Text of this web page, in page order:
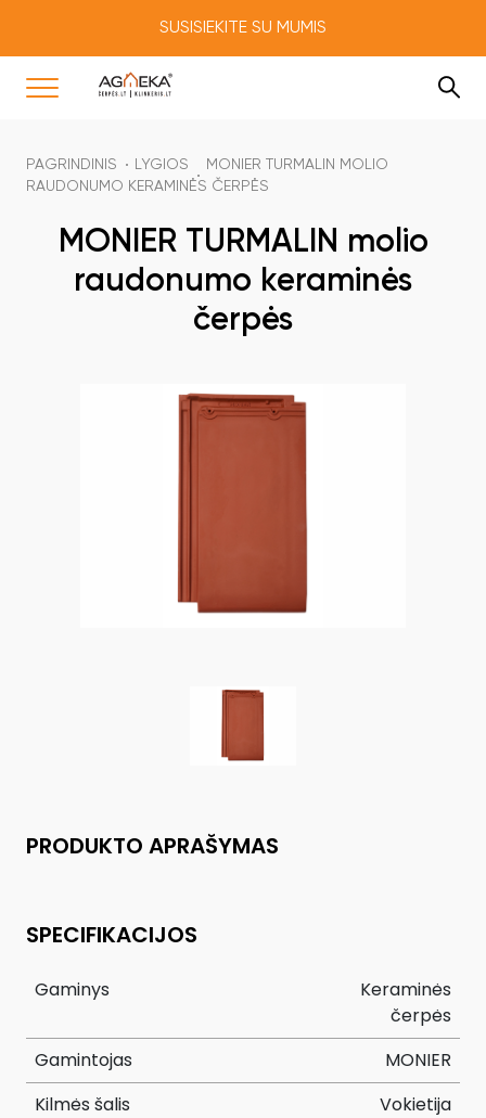
SUSISIEKITE SU MUMIS
PAGRINDINIS LYGIOS
MONIER TURMALIN MOLIO
RAUDONUMO KERAMINĖS ČERPĖS
MONIER TURMALIN molio
raudonumo keraminės
čerpės
PRODUKTO APRAŠYMAS
SPECIFIKACIJOS
Gaminys
Keraminės
čerpės
Gamintojas
MONIER
Kilmės šalis
Vokietija